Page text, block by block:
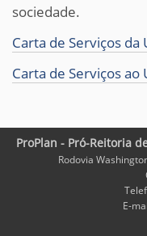
sociedade.
Carta de Serviços da
Carta de Serviços
ProPlan - Pró-Reitoria
Rodovia
E-